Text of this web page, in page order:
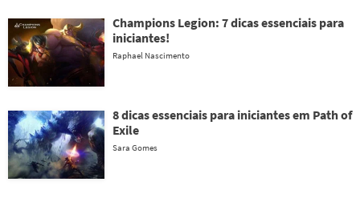
Champions Legion: 7 dicas essenciais para
iniciantes!
Raphael Nascimento
8 dicas essenciais para iniciantes em Path of
Exile
Sara Gomes